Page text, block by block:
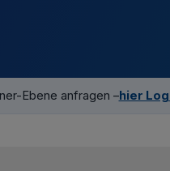
Ebene anfragen –hier